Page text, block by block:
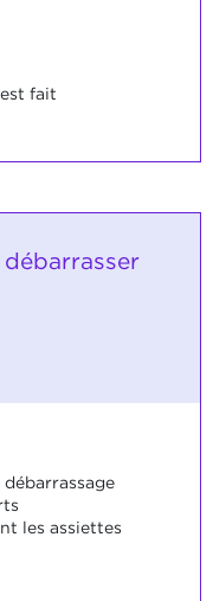
fait
les assiettes